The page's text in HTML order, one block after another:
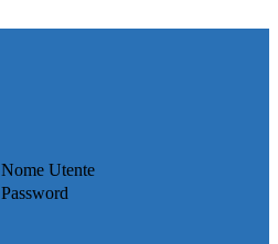
Nome Utente
Password